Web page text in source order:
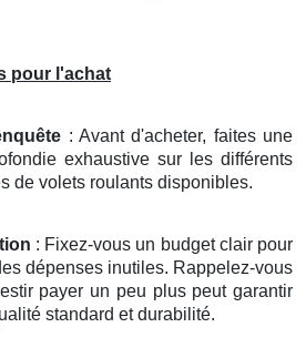
pour l'achat
: Avant d'acheter, faites une
exhaustive sur les différents
de volets roulants disponibles.
: Fixez-vous un budget clair pour
dépenses inutiles. Rappelez-vous
payer un peu plus peut garantir
standard et durabilité.